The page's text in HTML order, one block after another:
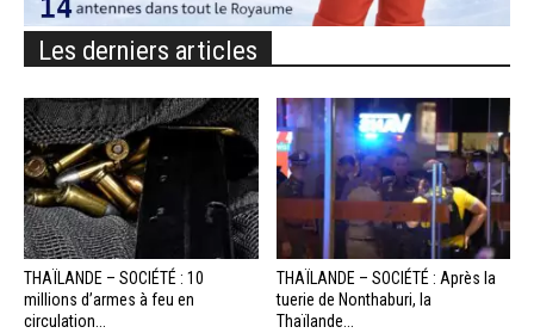
Les derniers articles
THAÏLANDE – SOCIÉTÉ : 10
millions d’armes à feu en
circulation...
THAÏLANDE – SOCIÉTÉ : Après la
tuerie de Nonthaburi, la
Thaïlande...